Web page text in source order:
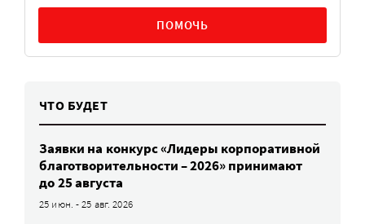
ПОМОЧЬ
ЧТО БУДЕТ
Заявки на конкурс «Лидеры корпоративной
благотворительности – 2026» принимают
до 25 августа
25 июн. - 25 авг. 2026